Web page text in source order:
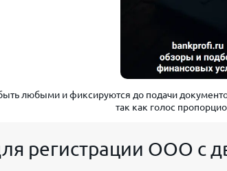
любыми и фиксируются до подачи
так как голос
регистрации ООО с